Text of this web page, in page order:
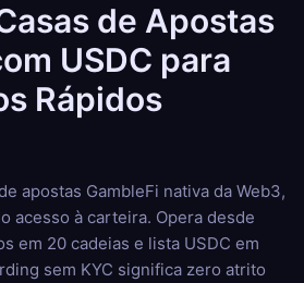
de Apostas
USDC para
Rápidos
apostas GambleFi nativa da Web3,
acesso à carteira. Opera desde
em 20 cadeias e lista USDC em
sem KYC significa zero atrito